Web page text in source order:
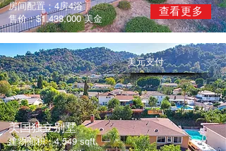
房间配置：4房4浴
售价：$1,438,000 美金
查看更多
美元支付
​美国独立别墅
建物面积：4,549 sqft